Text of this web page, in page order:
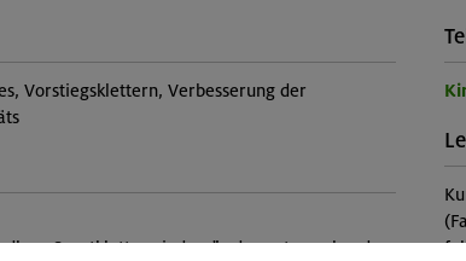
Vorstiegsklettern, Verbesserung der
Sportklettern indoor" oder entsprechende